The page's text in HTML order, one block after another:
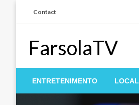
Contact
FarsolaTV
ENTRETENIMENTO LOCAL